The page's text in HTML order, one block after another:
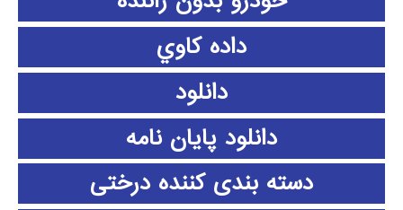
داده كاوي
دانلود
دانلود پايان نامه
دسته بندی کننده درختی